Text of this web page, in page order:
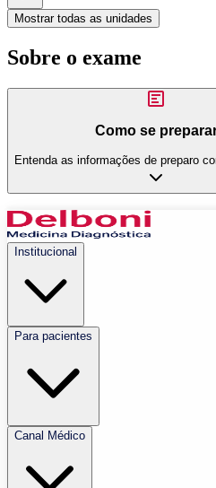
Mostrar todas as unidades
Sobre o exame
Como se
Entenda as informações de preparo
Institucional
Para pacientes
Canal Médico